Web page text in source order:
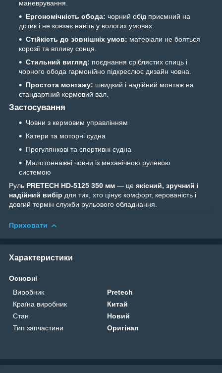
маневрування.
Ергономічність обода: чорний обід приємний на
дотик і не ковзає навіть у вологих умовах.
Стійкість до зовнішніх умов: матеріали не бояться
корозії та впливу сонця.
Стильний вигляд: поєднання сріблястих спиць і
чорного обода гармонійно підкреслює дизайн човна.
Простота монтажу: швидкий і надійний монтаж на
стандартний кермовий вал.
Застосування
Човни з кермовим управлінням
Катери та моторні судна
Прогулянкові та спортивні судна
Малотоннажні човни із механічною рулевою
системою
Руль PRETECH HD-5125 350 мм — це якісний, зручний і
надійний вибір для тих, хто цінує комфорт, керованість і
довгий термін служби рульового обладнання.
Приховати
Характеристики
Основні
Виробник
Pretech
Країна виробник
Китай
Стан
Новий
Тип запчастини
Оригінал